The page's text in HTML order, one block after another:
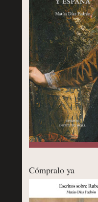
Cómpralo ya